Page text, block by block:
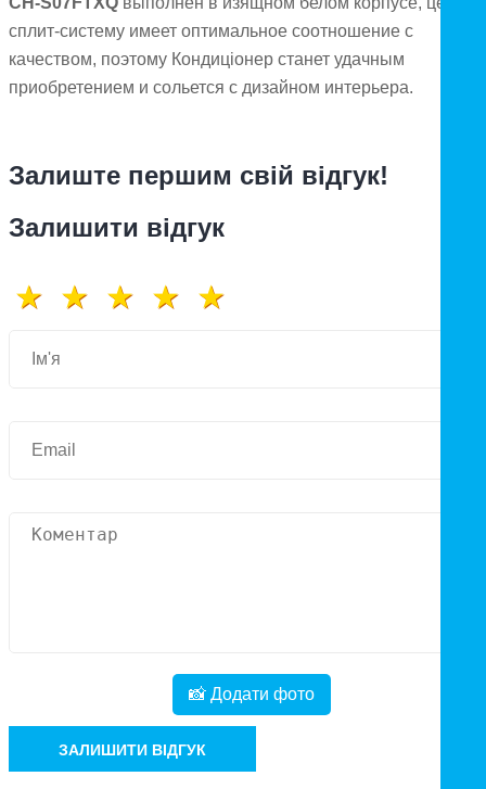
сплит-систему имеет оптимальное соотношение с
качеством, поэтому Кондиціонер станет удачным
приобретением и сольется с дизайном интерьера.
Залиште першим свій відгук!
Залишити відгук
📸 Додати фото
ЗАЛИШИТИ ВІДГУК